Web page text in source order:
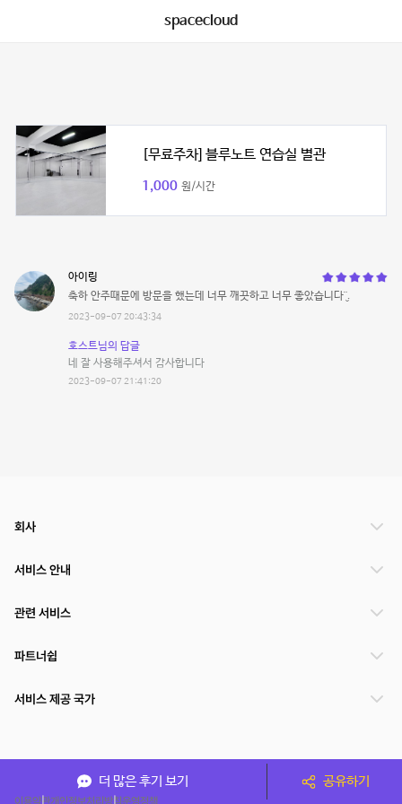
spacecloud
[무료주차] 블루노트 연습실 별관
1,000 원/시간
아이링
축하 안주때문에 방문을 했는데 너무 깨끗하고 너무 좋았습니다¨̮.
2023-09-07 20:43:34
호스트님의 답글
네 잘 사용해주셔서 감사합니다
2023-09-07 21:41:20
더 많은 후기 보기 공유하기
회사
서비스 안내
관련 서비스
파트너쉽
서비스 제공 국가
이용약관개인정보처리방침운영정책